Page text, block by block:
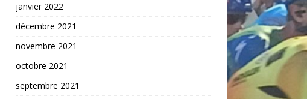
janvier 2022
décembre 2021
novembre 2021
octobre 2021
septembre 2021